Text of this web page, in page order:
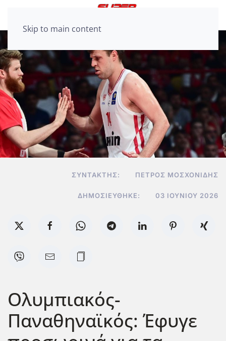
Skip to main content
ΣΥΝΤΆΚΤΗΣ: ΠΈΤΡΟΣ ΜΟΣΧΟΝΊΔΗΣ
ΔΗΜΟΣΙΕΎΘΗΚΕ: 03 ΙΟΥΝΊΟΥ 2026
Ολυμπιακός-
Παναθηναϊκός: Έφυγε